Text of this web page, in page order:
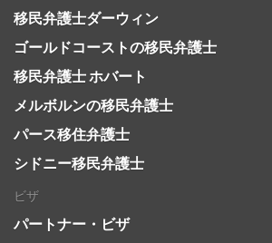
移民弁護士ダーウィン
ゴールドコーストの移民弁護士
移民弁護士 ホバート
メルボルンの移民弁護士
パース移住弁護士
シドニー移民弁護士
ビザ
パートナー・ビザ